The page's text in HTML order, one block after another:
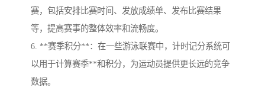
赛，包括安排比赛时间、发放成绩单、发布比赛结果
等，提高赛事的整体效率和流畅度。
6. **赛季积分**：在一些游泳联赛中，计时记分系统可
以用于计算赛季**和积分，为运动员提供更长远的竞争
数据。